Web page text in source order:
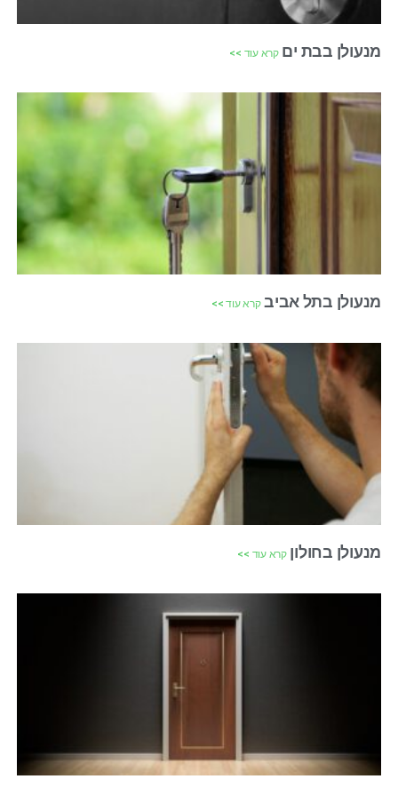
מנעולן בבת יםקרא עוד >>
מנעולן בתל אביבקרא עוד >>
מנעולן בחולוןקרא עוד >>